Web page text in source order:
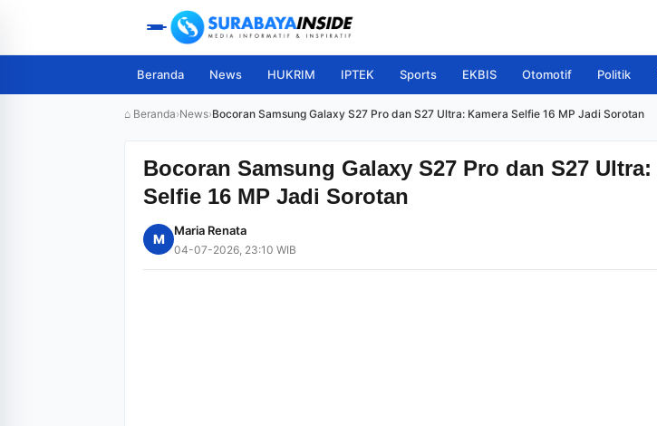
Beranda News HUKRIM IPTEK Sports EKBIS Otomotif Politik
⌂ Beranda›News›Bocoran Samsung Galaxy S27 Pro dan S27 Ultra: Kamera Selfie 16 MP Jadi Sorotan
Bocoran Samsung Galaxy S27 Pro dan S27 Ultra:
Selfie 16 MP Jadi Sorotan
M
Maria Renata
04-07-2026, 23:10 WIB